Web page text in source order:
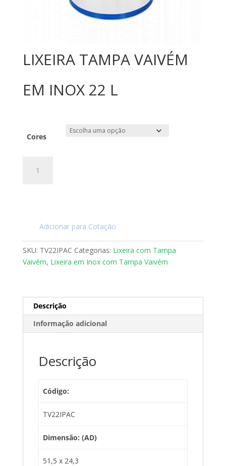
LIXEIRA TAMPA VAIVÉM
EM INOX 22 L
Cores
TAMPA
quantidade
Adicionar para Cotação
SKU: TV22IPAC Categorias: Lixeira com Tampa
Vaivém, Lixeira em Inox com Tampa Vaivém
Descrição
Informação adicional
Descrição
Código:
TV22IPAC
Dimensão: (AD)
51,5 x 24,3